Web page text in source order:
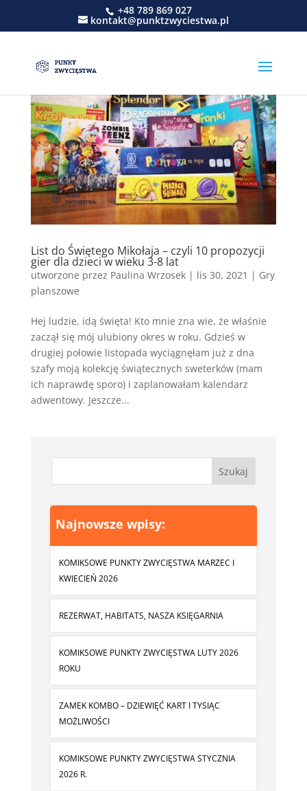
+48 789 869 027
kontakt@punktzwyciestwa.pl
List do Świętego Mikołaja – czyli 10 propozycji
gier dla dzieci w wieku 3-8 lat
utworzone przez Paulina Wrzosek| lis 30, 2021 | Gry
planszowe
Hej ludzie, idą święta! Kto mnie zna wie, że właśnie
zaczął się mój ulubiony okres w roku. Gdzieś w
drugiej połowie listopada wyciągnęłam już z dna
szafy moją kolekcję świątecznych sweterków (mam
ich naprawdę sporo) i zaplanowałam kalendarz
adwentowy. Jeszcze...
Najnowsze wpisy:
KOMIKSOWE PUNKTY ZWYCIĘSTWA MARZEC I
KWIECIEŃ 2026
REZERWAT, HABITATS, NASZA KSIĘGARNIA
KOMIKSOWE PUNKTY ZWYCIĘSTWA LUTY 2026
ROKU
ZAMEK KOMBO – DZIEWIĘĆ KART I TYSIĄC
MOŻLIWOŚCI
KOMIKSOWE PUNKTY ZWYCIĘSTWA STYCZNIA
2026 R.